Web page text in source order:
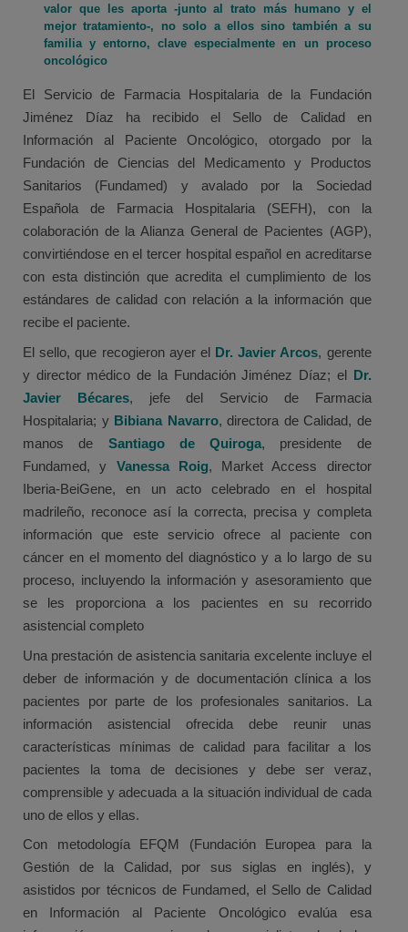
valor que les aporta -junto al trato más humano y el
mejor tratamiento-, no solo a ellos sino también a su
familia y entorno, clave especialmente en un proceso
oncológico
El Servicio de Farmacia Hospitalaria de la Fundación
Jiménez Díaz ha recibido el Sello de Calidad en
Información al Paciente Oncológico, otorgado por la
Fundación de Ciencias del Medicamento y Productos
Sanitarios (Fundamed) y avalado por la Sociedad
Española de Farmacia Hospitalaria (SEFH), con la
colaboración de la Alianza General de Pacientes (AGP),
convirtiéndose en el tercer hospital español en acreditarse
con esta distinción que acredita el cumplimiento de los
estándares de calidad con relación a la información que
recibe el paciente.
El sello, que recogieron ayer el Dr. Javier Arcos, gerente
y director médico de la Fundación Jiménez Díaz; el Dr.
Javier Bécares, jefe del Servicio de Farmacia
Hospitalaria; y Bibiana Navarro, directora de Calidad, de
manos de Santiago de Quiroga, presidente de
Fundamed, y Vanessa Roig, Market Access director
Iberia-BeiGene, en un acto celebrado en el hospital
madrileño, reconoce así la correcta, precisa y completa
información que este servicio ofrece al paciente con
cáncer en el momento del diagnóstico y a lo largo de su
proceso, incluyendo la información y asesoramiento que
se les proporciona a los pacientes en su recorrido
asistencial completo
Una prestación de asistencia sanitaria excelente incluye el
deber de información y de documentación clínica a los
pacientes por parte de los profesionales sanitarios. La
información asistencial ofrecida debe reunir unas
características mínimas de calidad para facilitar a los
pacientes la toma de decisiones y debe ser veraz,
comprensible y adecuada a la situación individual de cada
uno de ellos y ellas.
Con metodología EFQM (Fundación Europea para la
Gestión de la Calidad, por sus siglas en inglés), y
asistidos por técnicos de Fundamed, el Sello de Calidad
en Información al Paciente Oncológico evalúa esa